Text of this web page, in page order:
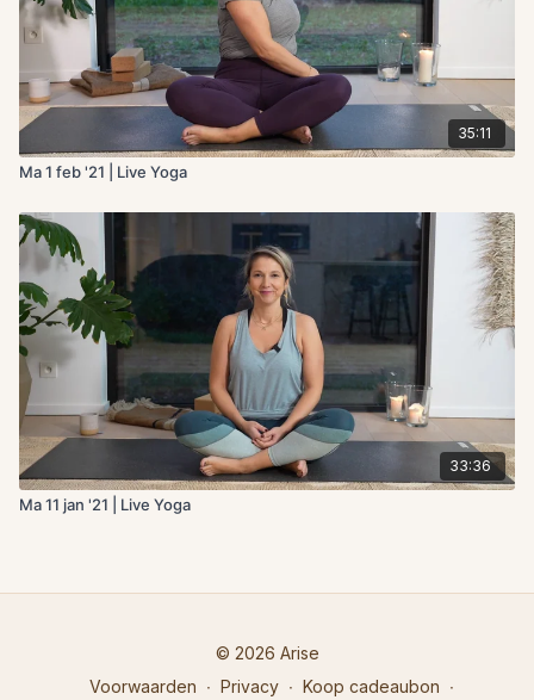
35:11
Ma 1 feb '21 | Live Yoga
33:36
Ma 11 jan '21 | Live Yoga
© 2026 Arise
Voorwaarden ∙ Privacy ∙ Koop cadeaubon ∙